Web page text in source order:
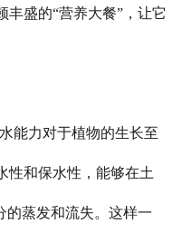
丰盛的“营养大餐”，让它
能力对于植物的生长至
性和保水性，能够在土
的蒸发和流失。这样一